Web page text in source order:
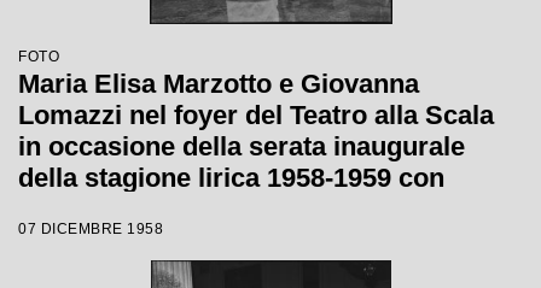
FOTO
Maria Elisa Marzotto e Giovanna
Lomazzi nel foyer del Teatro alla Scala
in occasione della serata inaugurale
della stagione lirica 1958-1959 con
diretta da Antonino Votto con la regia di
Margherita Wallmann
07 DICEMBRE 1958